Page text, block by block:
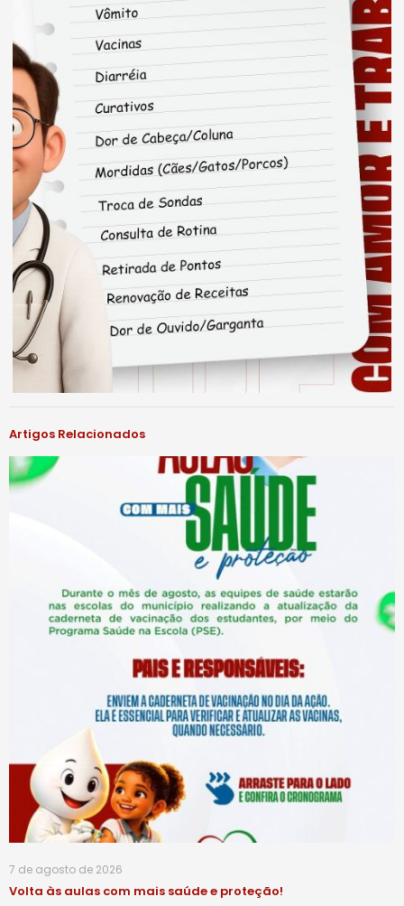
Artigos Relacionados
7 de agosto de 2026
Volta às aulas com mais saúde e proteção!